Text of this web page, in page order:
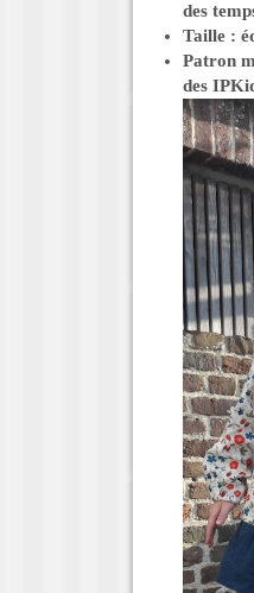
des
Taille :
Patron
des